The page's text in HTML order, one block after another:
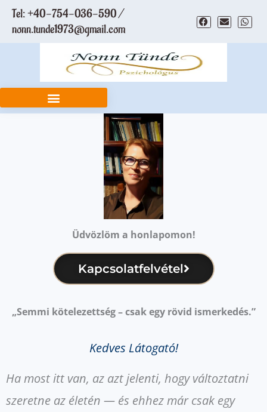
SkipTel: +40-754-036-590 /
nonn.tunde1973@gmail.com
Üdvözlöm a honlapomon!
Kapcsolatfelvétel
„Semmi kötelezettség – csak egy rövid ismerkedés.”
Kedves Látogató!
Ha most itt van, az azt jelenti, hogy változtatni
szeretne az életén — és ehhez már csak egy